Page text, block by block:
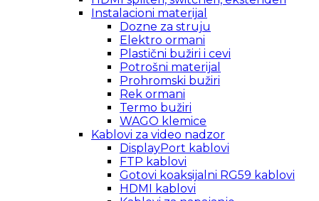
Instalacioni materijal
Dozne za struju
Elektro ormani
Plastični bužiri i cevi
Potrošni materijal
Prohromski bužiri
Rek ormani
Termo bužiri
WAGO klemice
Kablovi za video nadzor
DisplayPort kablovi
FTP kablovi
Gotovi koaksijalni RG59 kablovi
HDMI kablovi